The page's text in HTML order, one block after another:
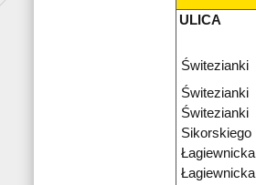
ULICA
Świtezianki
Świtezianki
Świtezianki
Sikorskiego
Łagiewnicka
Łagiewnicka